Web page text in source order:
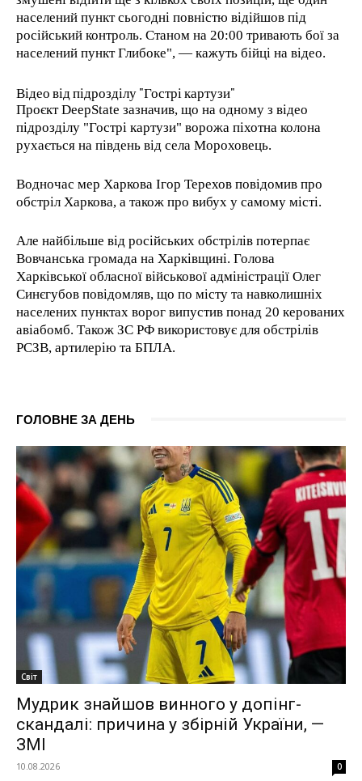
населений пункт сьогодні повністю відійшов під
російський контроль. Станом на 20:00 тривають бої за
населений пункт Глибоке", — кажуть бійці на відео.
Відео від підрозділу "Гострі картузи"
Проєкт DeepState зазначив, що на одному з відео
підрозділу "Гострі картузи" ворожа піхотна колона
рухається на південь від села Мороховець.
Водночас мер Харкова Ігор Терехов повідомив про
обстріл Харкова, а також про вибух у самому місті.
Але найбільше від російських обстрілів потерпає
Вовчанська громада на Харківщині. Голова
Харківської обласної військової адміністрації Олег
Синєгубов повідомляв, що по місту та навколишніх
населених пунктах ворог випустив понад 20 керованих
авіабомб. Також ЗС РФ використовує для обстрілів
РСЗВ, артилерію та БПЛА.
ГОЛОВНЕ ЗА ДЕНЬ
Світ
Мудрик знайшов винного у допінг-
скандалі: причина у збірній України, —
ЗМІ
10.08.2026 0